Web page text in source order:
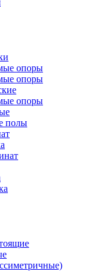
опоры
опоры
опоры
полы